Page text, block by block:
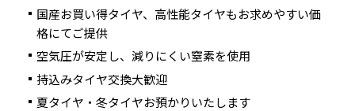
国産お買い得タイヤ、高性能タイヤもお求めやすい価
格にてご提供
空気圧が安定し、減りにくい窒素を使用
持込みタイヤ交換大歓迎
夏タイヤ・冬タイヤお預かりいたします